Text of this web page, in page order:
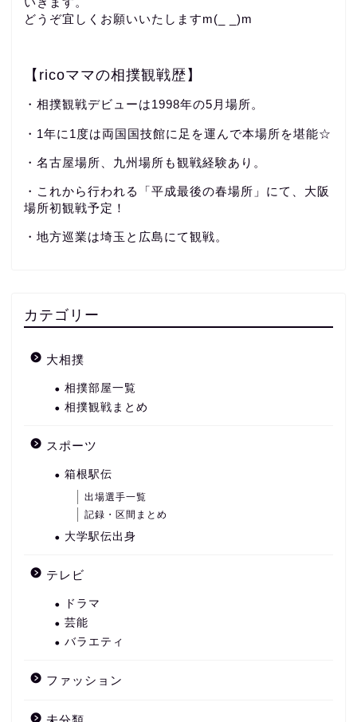
どうぞ宜しくお願いいたしますm(_ _)m
【ricoママの相撲観戦歴】
・相撲観戦デビューは1998年の5月場所。
・1年に1度は両国国技館に足を運んで本場所を堪能☆
・名古屋場所、九州場所も観戦経験あり。
・これから行われる「平成最後の春場所」にて、大阪
場所初観戦予定！
・地方巡業は埼玉と広島にて観戦。
カテゴリー
大相撲
相撲部屋一覧
相撲観戦まとめ
スポーツ
箱根駅伝
出場選手一覧
記録・区間まとめ
大学駅伝出身
テレビ
ドラマ
芸能
バラエティ
ファッション